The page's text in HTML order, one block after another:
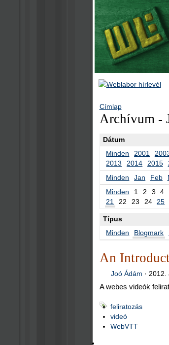
Címlap
Archívum -
Dátum
Minden
2001
2013
2014 2015
Minden
Jan Feb
Minden
1 2 3 4
21
22 23 24 25
Típus
Minden
Blogmark
An
Joó Ádám ·2012.
A webes videók
feliratozás
videó
WebVTT